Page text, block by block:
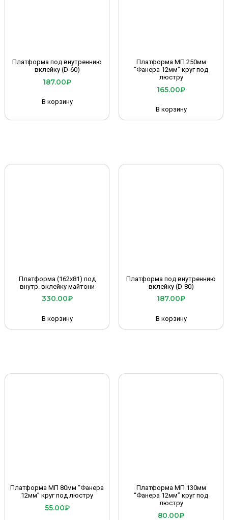
Платформа под внутреннию
вклейку (D-60)
187.00₽
В корзину
Платформа МП 250мм
“Фанера 12мм” круг под
люстру
165.00₽
В корзину
Платформа (162х81) под
внутр. вклейку майтони
330.00₽
В корзину
Платформа под внутреннию
вклейку (D-80)
187.00₽
В корзину
Платформа МП 80мм “Фанера
12мм” круг под люстру
55.00₽
Платформа МП 130мм
“Фанера 12мм” круг под
люстру
80.00₽